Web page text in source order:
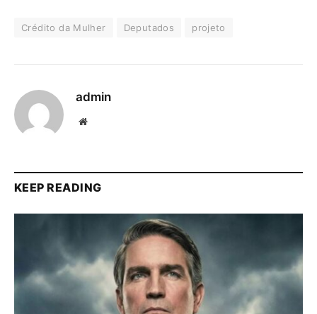
Crédito da Mulher Deputados projeto
admin
Website
KEEP READING